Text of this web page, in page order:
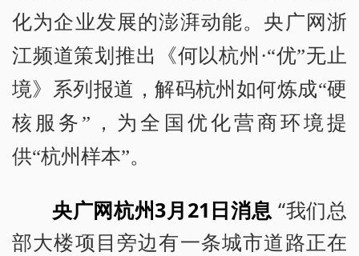
化为企业发展的澎湃动能。央广网浙
江频道策划推出《何以杭州·“优”无止
境》系列报道，解码杭州如何炼成“硬
核服务”，为全国优化营商环境提
供“杭州样本”。
央广网杭州3月21日消息“我们总
部大楼项目旁边有一条城市道路正在